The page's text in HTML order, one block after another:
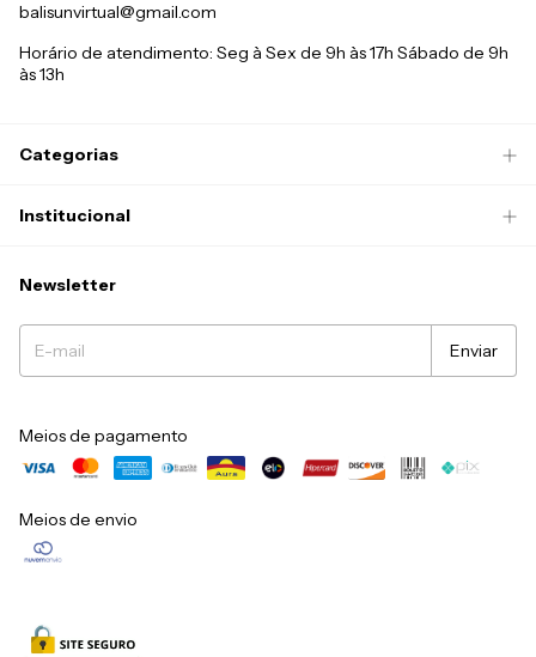
balisunvirtual@gmail.com
Horário de atendimento: Seg à Sex de 9h às 17h Sábado de 9h
às 13h
Categorias
Institucional
Newsletter
Meios de pagamento
Meios de envio